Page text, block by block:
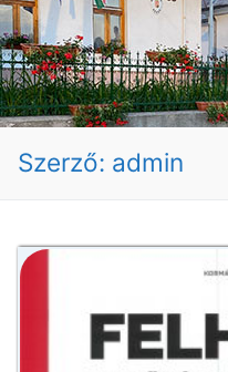
Szerző: admin